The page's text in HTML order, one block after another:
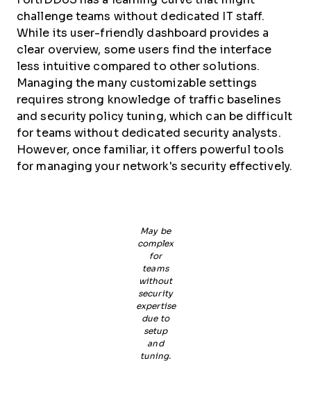
challenge teams without dedicated IT staff.
While its user-friendly dashboard provides a
clear overview, some users find the interface
less intuitive compared to other solutions.
Managing the many customizable settings
requires strong knowledge of traffic baselines
and security policy tuning, which can be difficult
for teams without dedicated security analysts.
However, once familiar, it offers powerful tools
for managing your network's security effectively.
May be
complex
for
teams
without
security
expertise
due to
setup
and
tuning.